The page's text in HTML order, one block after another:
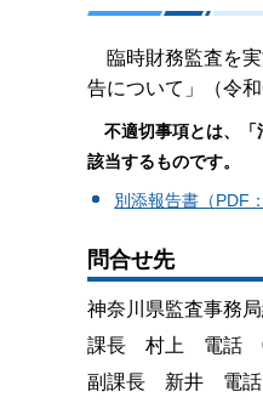
臨時財務監査を実
告について」（令
不適切事項とは、「
該当するものです。
別添報告書（PDF
問合せ先
神奈川県監査事務
課長 村上 電話
副課長 新井 電